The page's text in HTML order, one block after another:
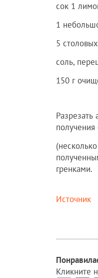
сок 1
1
5
соль,
150 г
гренками.
Источник
Кликните